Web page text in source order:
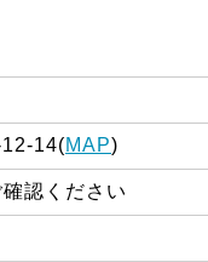
14(MAP)
確認ください